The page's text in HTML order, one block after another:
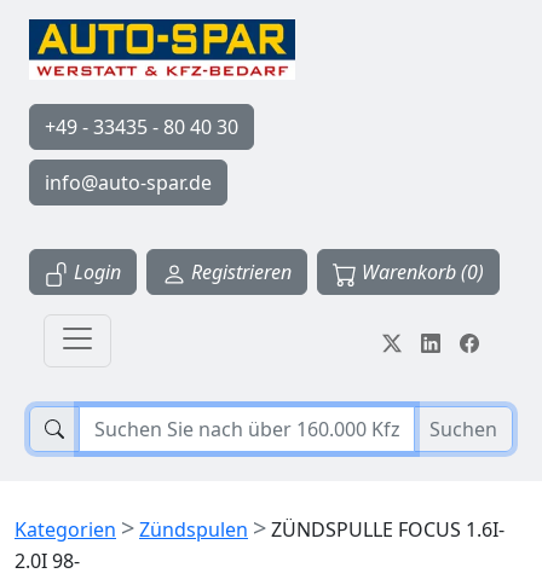
+49 - 33435 - 80 40 30
info@auto-spar.de
Login Registrieren Warenkorb (0)
Suchen
Kategorien >Zündspulen >ZÜNDSPULLE FOCUS 1.6I-
2.0I 98-